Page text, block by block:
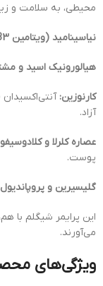
محیطی، به سلامت و
نیاسینامید (ویتامین B3):
هیالورونیک اسید و
کارنوزین:
آزاد.
عصاره کلرلا و
پوست.
گلیسیرین و
این پرایمر شیگلم با
می‌آورند.
ویژگی‌های